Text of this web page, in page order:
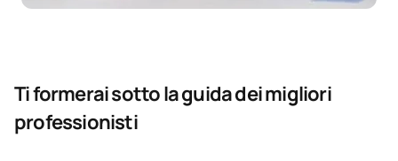
Ti formerai sotto la guida dei migliori
professionisti